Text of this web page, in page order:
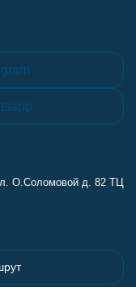
О.Соломовой д. 82 ТЦ